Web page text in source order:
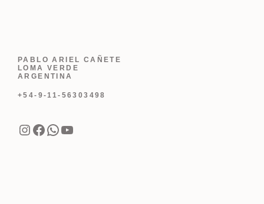
PABLO ARIEL CAÑETE
LOMA VERDE
ARGENTINA
+54-9-11-56303498
Instagram
Facebook
WhatsApp
YouTube